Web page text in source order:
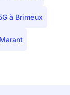
à Brimeux